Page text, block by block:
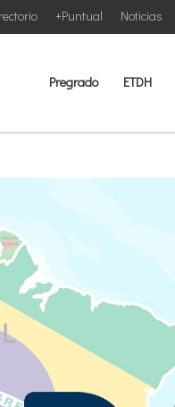
Noticias
+Puntual
Pregrado ETDH